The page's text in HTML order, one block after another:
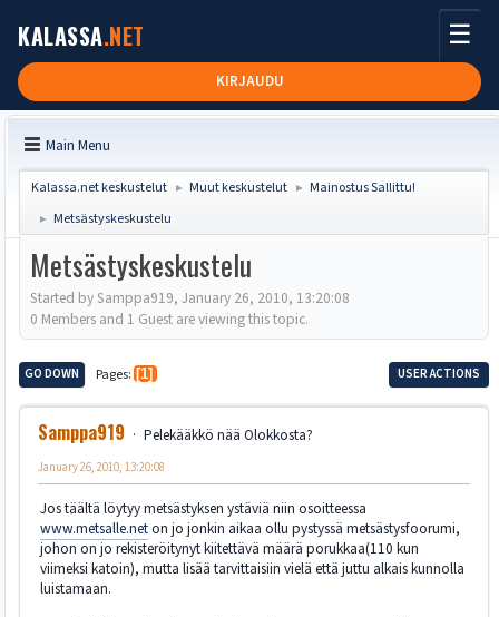
KALASSA.NET
KIRJAUDU
☰
Main Menu
Kalassa.net keskustelut ► Muut keskustelut ► Mainostus Sallittu!
► Metsästyskeskustelu
Metsästyskeskustelu
Started by Samppa919, January 26, 2010, 13:20:08
0 Members and 1 Guest are viewing this topic.
GO DOWN Pages 1 USER ACTIONS
Samppa919 Pelekääkkö nää Olokkosta?
January 26, 2010, 13:20:08
Jos täältä löytyy metsästyksen ystäviä niin osoitteessa
www.metsalle.neton jo jonkin aikaa ollu pystyssä metsästysfoorumi,
johon on jo rekisteröitynyt kiitettävä määrä porukkaa(110 kun
viimeksi katoin), mutta lisää tarvittaisiin vielä että juttu alkais kunnolla
luistamaan.